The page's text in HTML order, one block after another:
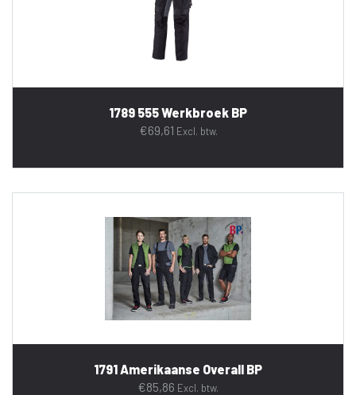
1789 555 Werkbroek BP
€69,61 Excl. btw.
1791 Amerikaanse Overall BP
€85,86 Excl. btw.